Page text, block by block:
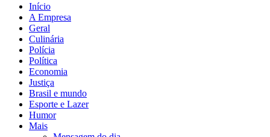
Início
A Empresa
Geral
Culinária
Polícia
Política
Economia
Justiça
Brasil e mundo
Esporte e Lazer
Humor
Mais